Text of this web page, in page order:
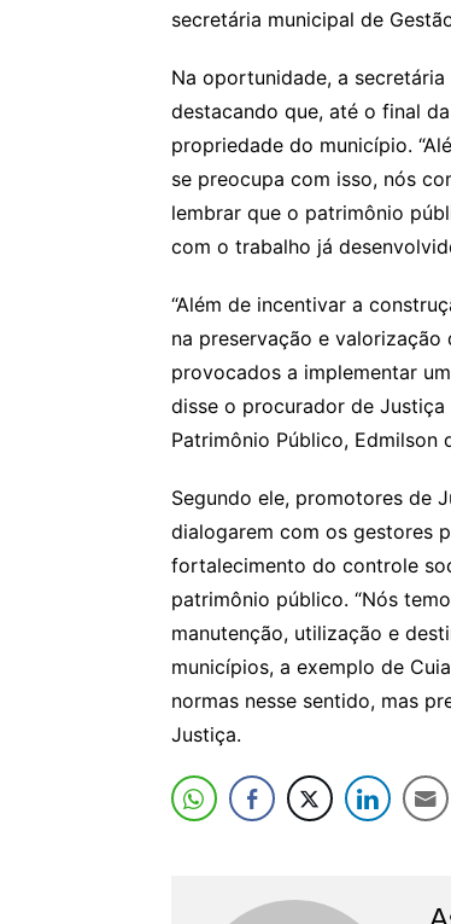
secretária municipal de
Na oportunidade, a
destacando que, até o final
propriedade do município.
se preocupa com isso, nós
lembrar que o patrimônio
com o trabalho já
“Além de incentivar a
na preservação e
provocados a implementar
disse o procurador de
Patrimônio Público, Edmilson
Segundo ele, promotores de
dialogarem com os gestores
fortalecimento do controle
patrimônio público. “Nós
manutenção, utilização e
municípios, a exemplo de
normas nesse sentido, mas
Justiça.